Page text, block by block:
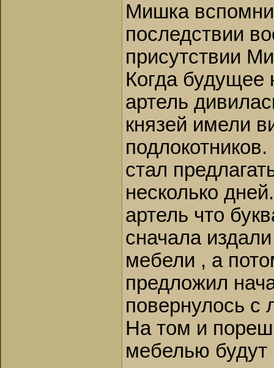
Мишка
последствии
присутствии
Когда будущее
артель
князей имели
стал
несколько
артель что
сначала
мебели , а
предложил
повернулось с
На том и
мебелью будут